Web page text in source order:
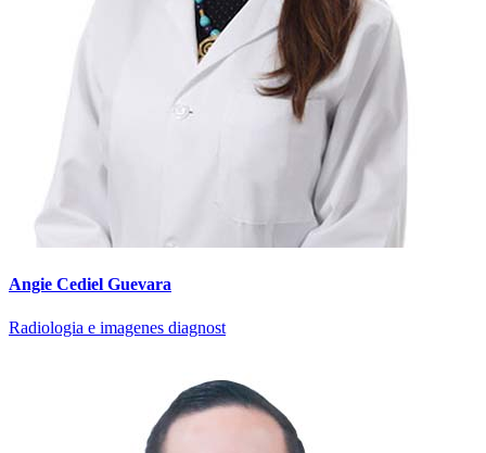
Angie Cediel Guevara
Radiologia e imagenes diagnost